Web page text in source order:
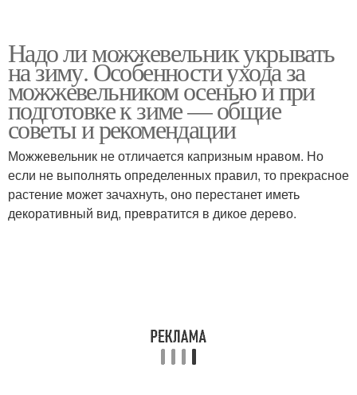
Надо ли можжевельник укрывать
на зиму. Особенности ухода за
можжевельником осенью и при
подготовке к зиме — общие
советы и рекомендации
Можжевельник не отличается капризным нравом. Но
если не выполнять определенных правил, то прекрасное
растение может зачахнуть, оно перестанет иметь
декоративный вид, превратится в дикое дерево.